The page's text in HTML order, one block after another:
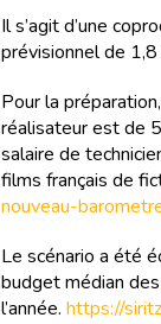
Il s’agit d’une
prévisionnel de
Pour la
réalisateur est de
salaire de
films français de
nouveau-
Le scénario a été
budget médian
l’année. https://